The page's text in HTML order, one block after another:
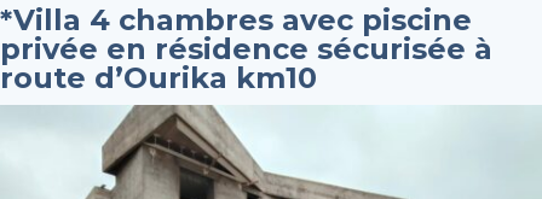
*Villa 4 chambres avec piscine
privée en résidence sécurisée à
route d’Ourika km10